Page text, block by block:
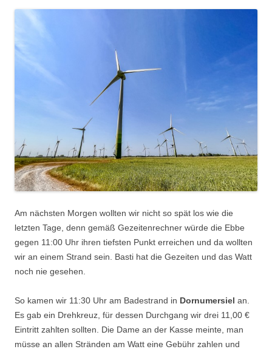
Am nächsten Morgen wollten wir nicht so spät los wie die
letzten Tage, denn gemäß Gezeitenrechner würde die Ebbe
gegen 11:00 Uhr ihren tiefsten Punkt erreichen und da wollten
wir an einem Strand sein. Basti hat die Gezeiten und das Watt
noch nie gesehen.
So kamen wir 11:30 Uhr am Badestrand in Dornumersiel an.
Es gab ein Drehkreuz, für dessen Durchgang wir drei 11,00 €
Eintritt zahlten sollten. Die Dame an der Kasse meinte, man
müsse an allen Stränden am Watt eine Gebühr zahlen und